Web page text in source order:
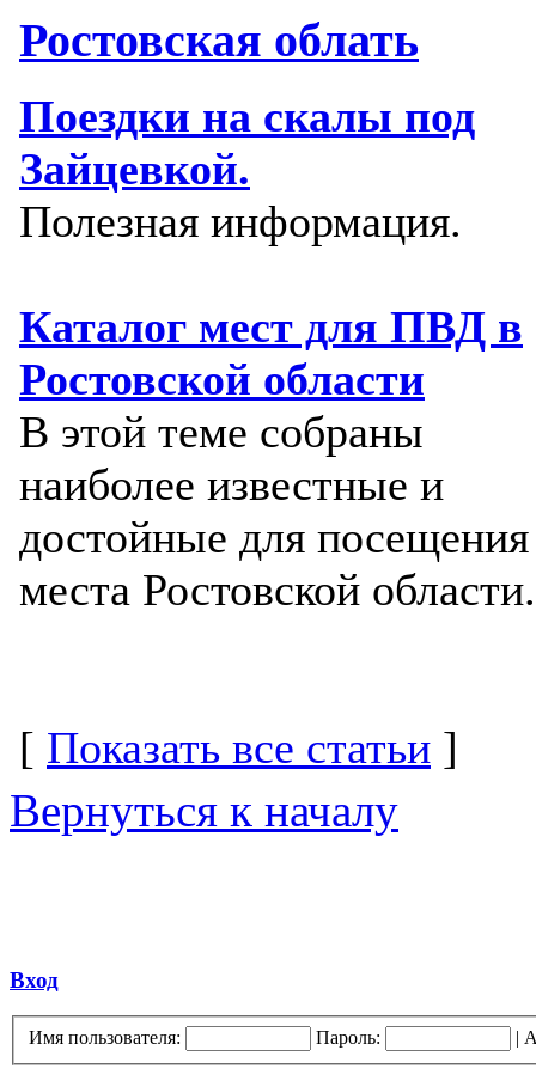
Ростовская облать
Поездки на скалы под
Зайцевкой.
Полезная информация.
Каталог мест для ПВД в
Ростовской области
В этой теме собраны
наиболее известные и
достойные для посещения
места Ростовской области.
[ Показать все статьи ]
Вернуться к началу
Вход
Имя пользователя: Пароль: |